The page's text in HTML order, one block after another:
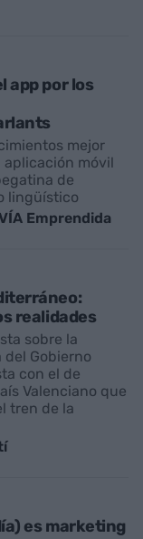
app por los
mejor
aplicación móvil
de
lingüístico
Emprendida
realidades
sobre la
Gobierno
con el de
Valenciano que
tren de la
es marketing